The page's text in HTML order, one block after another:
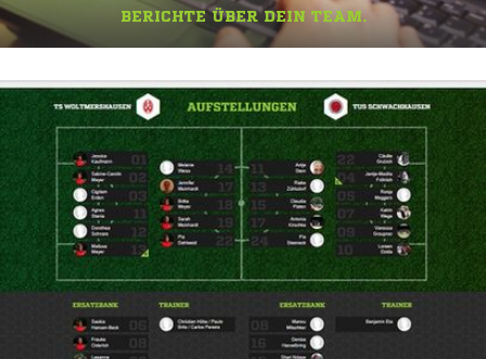
BERICHTE ÜBER DEIN TEAM.